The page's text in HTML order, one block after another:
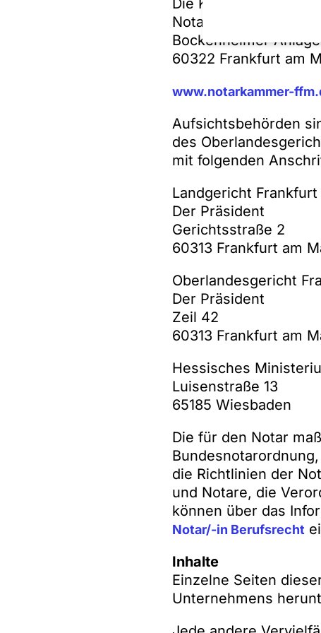
Die Kontaktdaten der
Notarkammer
Bockenheimer
60322 Frankfurt am
www.notarkammer-
Aufsichtsbehörden
des
mit folgenden
Landgericht Frankfurt
Der Präsident
Gerichtsstraße 2
60313 Frankfurt am
Oberlandesgericht
Der Präsident
Zeil 42
60313 Frankfurt am
Hessisches
Luisenstraße 13
65185 Wiesbaden
Die für den Notar
die Richtlinien der
und Notare, die
können über das
Notar/-in Berufsrecht
Inhalte
Einzelne Seiten
Unternehmens